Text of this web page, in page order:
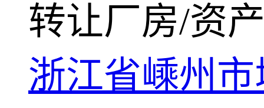
转让厂房/资
浙江省嵊州